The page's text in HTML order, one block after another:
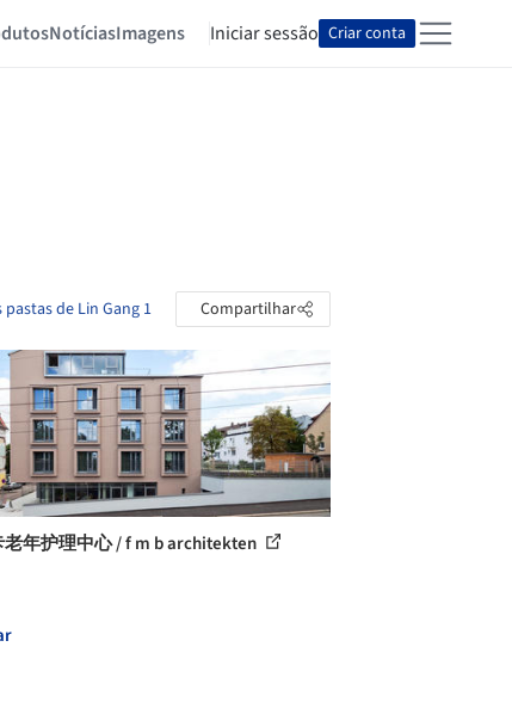
NotíciasImagens Iniciar sessão Criar conta
pastas de Lin Gang 1 Compartilhar
年护理中心 / f m b architekten